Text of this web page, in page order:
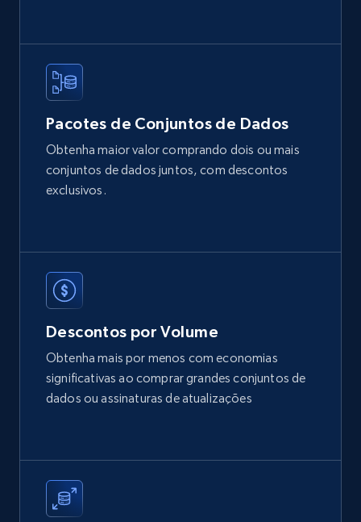
eCommerce
2.1K+ 375+ Buy Now
Reviews count shop, Reviews count item, Initial
price, and more.
eCommerce
1.9K+ 323+ Buy Now
price, Final price, Final price high, Currency, and
more.
Pacotes de Conjuntos de Dados
Obtenha maior valor comprando dois ou mais
conjuntos de dados juntos, com descontos
exclusivos.
Descontos por Volume
Obtenha mais por menos com economias
significativas ao comprar grandes conjuntos de
dados ou assinaturas de atualizações